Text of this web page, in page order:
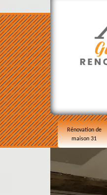
Rénovation de
maison 31